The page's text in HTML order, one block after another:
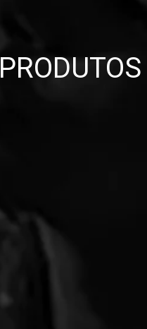
PRODUTOS